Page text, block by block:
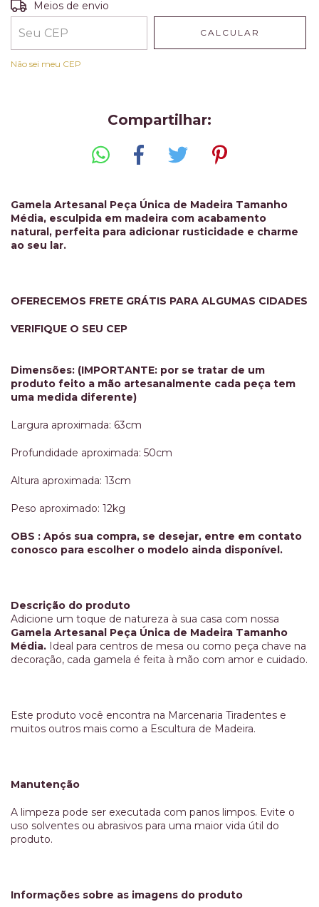
Entregas para o CEP:
Meios de envio
CALCULAR
Não sei meu CEP
Compartilhar:
Gamela Artesanal Peça Única de Madeira Tamanho
Média, esculpida em madeira com acabamento
natural, perfeita para adicionar rusticidade e charme
ao seu lar.
OFERECEMOS FRETE GRÁTIS PARA ALGUMAS CIDADES
VERIFIQUE O SEU CEP
Dimensões: (IMPORTANTE: por se tratar de um
produto feito a mão artesanalmente cada peça tem
uma medida diferente)
Largura aproximada: 63cm
Profundidade aproximada: 50cm
Altura aproximada: 13cm
Peso aproximado: 12kg
OBS : Após sua compra, se desejar, entre em contato
conosco para escolher o modelo ainda disponível.
Descrição do produto
Adicione um toque de natureza à sua casa com nossa
Gamela Artesanal Peça Única de Madeira Tamanho
Média. Ideal para centros de mesa ou como peça chave na
decoração, cada gamela é feita à mão com amor e cuidado.
Este produto você encontra na Marcenaria Tiradentes e
muitos outros mais como a Escultura de Madeira.
Manutenção
A limpeza pode ser executada com panos limpos. Evite o
uso solventes ou abrasivos para uma maior vida útil do
produto.
Informações sobre as imagens do produto